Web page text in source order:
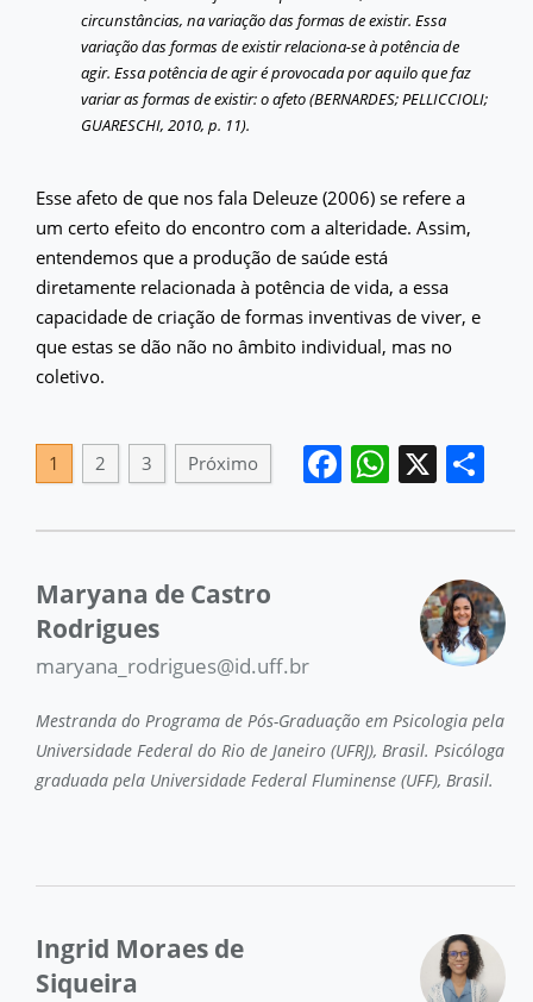
circunstâncias, na variação das formas de existir. Essa
variação das formas de existir relaciona-se à potência de
agir. Essa potência de agir é provocada por aquilo que faz
variar as formas de existir: o afeto (BERNARDES; PELLICCIOLI;
GUARESCHI, 2010, p. 11).
Esse afeto de que nos fala Deleuze (2006) se refere a
um certo efeito do encontro com a alteridade. Assim,
entendemos que a produção de saúde está
diretamente relacionada à potência de vida, a essa
capacidade de criação de formas inventivas de viver, e
que estas se dão não no âmbito individual, mas no
coletivo.
Facebook
X
1 2 3 Próximo
Maryana de Castro
Rodrigues
maryana_rodrigues@id.uff.br
Mestranda do Programa de Pós-Graduação em Psicologia pela
Universidade Federal do Rio de Janeiro (UFRJ), Brasil. Psicóloga
graduada pela Universidade Federal Fluminense (UFF), Brasil.
Ingrid Moraes de
Siqueira